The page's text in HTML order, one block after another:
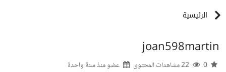
الرئيسية
joan598martin
عضو منذسنة واحدة